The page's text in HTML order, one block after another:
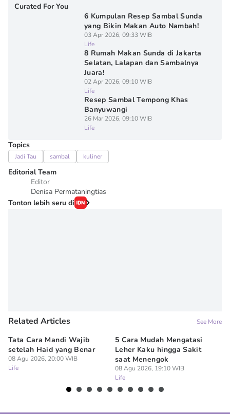
Curated For You
6 Kumpulan Resep Sambal Sunda
yang Bikin Makan Auto Nambah!
03 Apr 2026, 09:33 WIB
Life
8 Rumah Makan Sunda di Jakarta
Selatan, Lalapan dan Sambalnya
Juara!
02 Apr 2026, 09:10 WIB
Life
Resep Sambal Tempong Khas
Banyuwangi
26 Mar 2026, 09:10 WIB
Life
Topics
Jadi Tau sambal kuliner
Editorial Team
Editor
Denisa Permataningtias
Tonton lebih seru di
Related Articles See More
Tata Cara Mandi Wajib
setelah Haid yang Benar
08 Agu 2026, 20:00 WIB
Life
5 Cara Mudah Mengatasi
Leher Kaku hingga Sakit
saat Menengok
08 Agu 2026, 19:10 WIB
Life